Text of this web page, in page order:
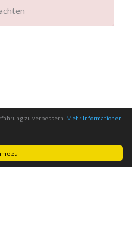
zu
zu verbessern. Mehr Informationen